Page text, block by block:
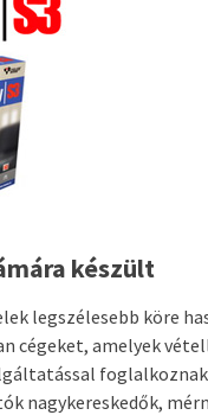
készült
legszélesebb köre
cégeket, amelyek
nagykereskedők,